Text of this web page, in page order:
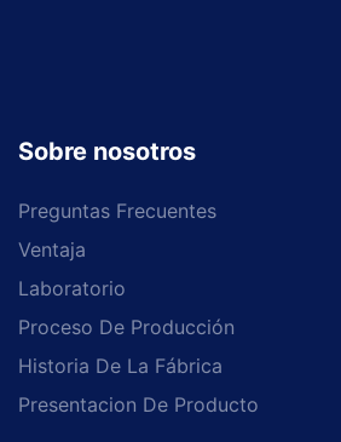
Sobre nosotros
Preguntas Frecuentes
Ventaja
Laboratorio
Proceso De Producción
Historia De La Fábrica
Presentacion De Producto